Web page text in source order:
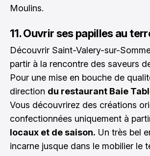
Moulins.
11. Ouvrir ses papilles au
Découvrir Saint-Valery-sur-
partir à la rencontre des saveurs
Pour une mise en bouche de
direction du restaurant Baie
Vous découvrirez des créations
confectionnées uniquement à
locaux et de saison. Un très bel
incarne jusque dans le mobilier le